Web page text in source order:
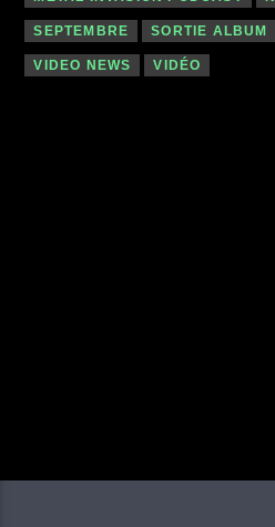
SEPTEMBRE SORTIE ALBUM
VIDEO NEWS VIDÉO